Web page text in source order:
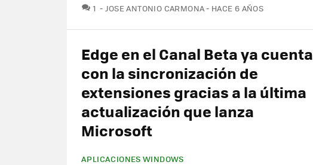
1 COMENTARIOS
JOSE ANTONIO CARMONA HACE 6 AÑOS
Edge en el Canal Beta ya cuenta
con la sincronización de
extensiones gracias a la última
actualización que lanza
Microsoft
APLICACIONES WINDOWS